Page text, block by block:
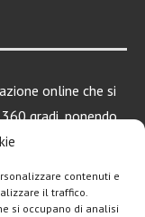
contenuti e
il traffico.
si occupano di analisi
online che si
gradi, ponendo
Apple e